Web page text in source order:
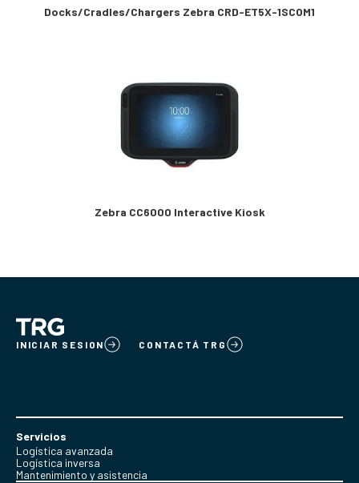
Docks/Cradles/Chargers Zebra CRD-ET5X-1SCOM1
Zebra CC6000 Interactive Kiosk
INICIAR SESION CONTACTÁ TRG
Servicios
Logística avanzada
Logística inversa
Mantenimiento y asistencia